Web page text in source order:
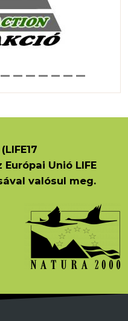
Unió LIFE
valósul meg.